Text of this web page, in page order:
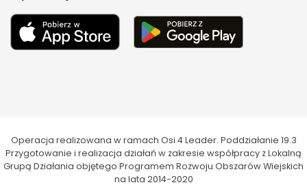
Operacja realizowana w ramach Osi 4 Leader. Poddziałanie 19.3
Przygotowanie i realizacja działań w zakresie współpracy z Lokalną
Grupą Działania objętego Programem Rozwoju Obszarów Wiejskich
na lata 2014-2020